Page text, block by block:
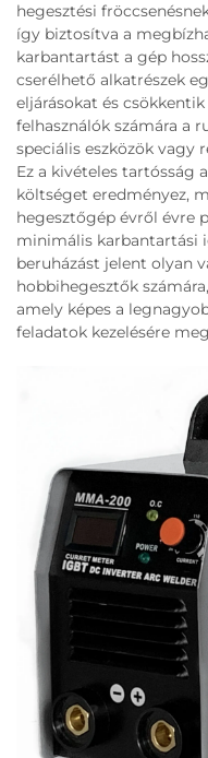
hegesztési
így biztosítva a
karbantartást a gép
cserélhető alkatrészek
eljárásokat és
felhasználók számára a
speciális eszközök vagy
Ez a kivételes tartósság
költséget eredményez,
hegesztőgép évről évre
minimális karbantartási
beruházást jelent olyan
hobbihegesztők
amely képes a
feladatok kezelésére